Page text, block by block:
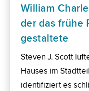
William
der das frühe
gestaltete
Steven J. Scott
Hauses im
identifiziert es